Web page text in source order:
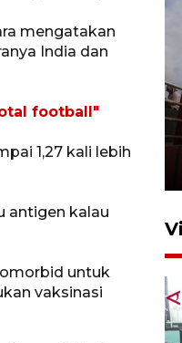
mengatakan
India dan
football"
1,27 kali lebih
antigen kalau
untuk
vaksinasi
penataan